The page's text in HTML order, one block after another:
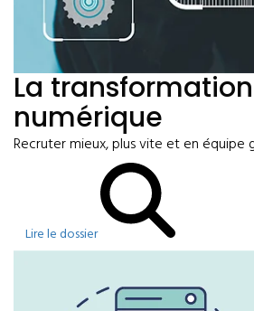
La transformation
numérique
Recruter mieux, plus vite et en équipe
Lire le dossier